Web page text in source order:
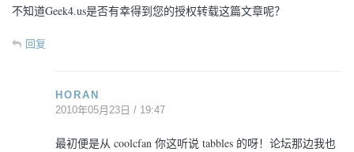
不知道Geek4.us是否有幸得到您的授权转载这篇文章呢？
回复
HORAN
2010年05月23日 / 19:47
最初便是从 coolcfan 你这听说 tabbles 的呀！论坛那边我也